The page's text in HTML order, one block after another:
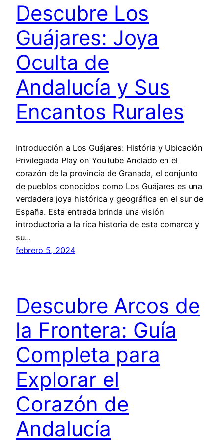
Descubre Los
Guájares: Joya
Oculta de
Andalucía y Sus
Encantos Rurales
Introducción a Los Guájares: História y Ubicación
Privilegiada Play on YouTube Anclado en el
corazón de la provincia de Granada, el conjunto
de pueblos conocidos como Los Guájares es una
verdadera joya histórica y geográfica en el sur de
España. Esta entrada brinda una visión
introductoria a la rica historia de esta comarca y
su…
febrero 5, 2024
Descubre Arcos de
la Frontera: Guía
Completa para
Explorar el
Corazón de
Andalucía